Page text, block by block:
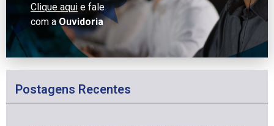
Clique aqui e fale
com aOuvidoria
Postagens Recentes